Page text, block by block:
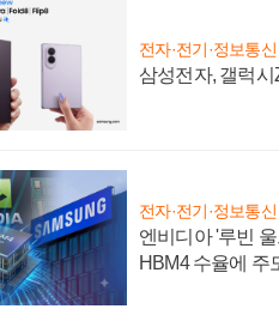
전자·전기·정보통신
삼성전자, 갤럭
전자·전기·정보통신
엔비디아 '루빈
HBM4 수율에 주